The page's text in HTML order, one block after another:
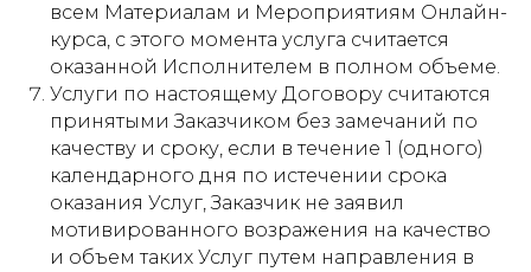
всем Материалам и Мероприятиям Онлайн-
курса, с этого момента услуга считается
оказанной Исполнителем в полном объеме.
Услуги по настоящему Договору считаются
принятыми Заказчиком без замечаний по
качеству и сроку, если в течение 1 (одного)
календарного дня по истечении срока
оказания Услуг, Заказчик не заявил
мотивированного возражения на качество
и объем таких Услуг путем направления в